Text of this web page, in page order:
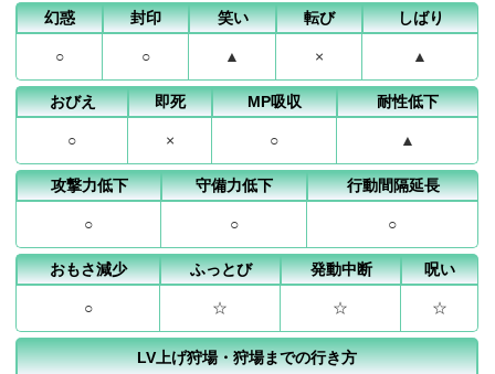
幻惑 封印 笑い 転び しばり
○ ○ ▲ × ▲
おびえ 即死 MP吸収 耐性低下
○ × ○ ▲
攻撃力低下 守備力低下 行動間隔延長
○ ○ ○
おもさ減少 ふっとび 発動中断 呪い
○ ☆ ☆ ☆
LV上げ狩場・狩場までの行き方